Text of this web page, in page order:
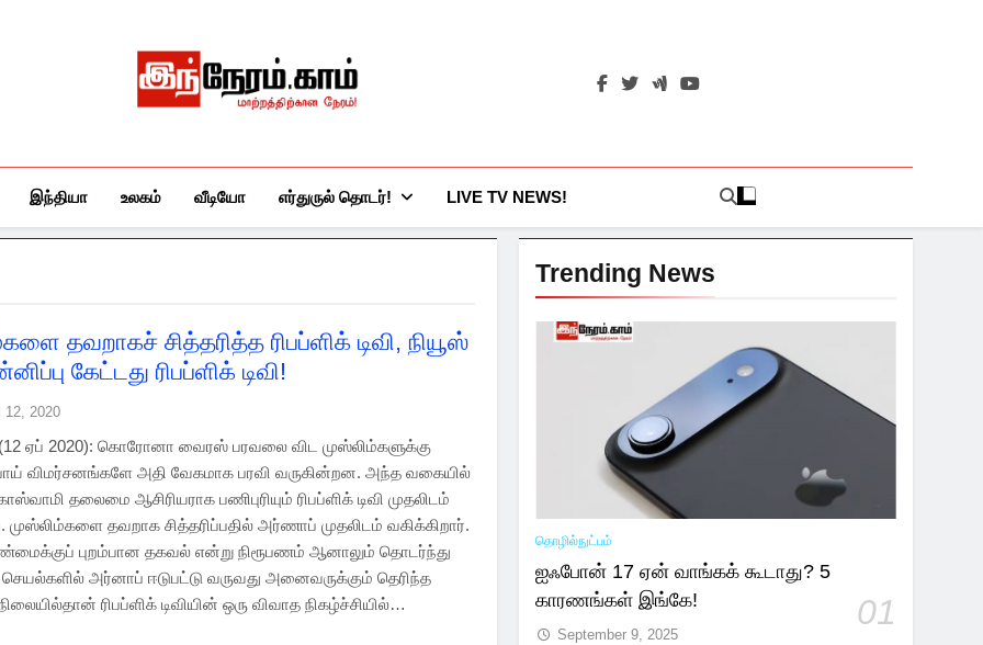
இந்நேரம்.காம்
இந்தியா உலகம் வீடியோ எர்துருல் தொடர்! LIVE TV NEWS!
தவறாகச் சித்தரித்த ரிபப்ளிக் டிவி, நியூஸ்
கேட்டது ரிபப்ளிக் டிவி!
12, 2020
(12 ஏப் 2020): கொரோனா வைரஸ் பரவலை விட முஸ்லிம்களுக்கு
விமர்சனங்களே அதி வேகமாக பரவி வருகின்றன. அந்த வகையில்
தலைமை ஆசிரியராக பணிபுரியும் ரிபப்ளிக் டிவி முதலிடம்
முஸ்லிம்களை தவறாக சித்தரிப்பதில் அர்ணாப் முதலிடம் வகிக்கிறார்.
புறம்பான தகவல் என்று நிரூபணம் ஆனாலும் தொடர்ந்து
அர்னாப் ஈடுபட்டு வருவது அனைவருக்கும் தெரிந்த
ரிபப்ளிக் டிவியின் ஒரு விவாத நிகழ்ச்சியில்…
Trending News
தொழில்நுட்பம்
ஐஃபோன் 17 ஏன் வாங்கக் கூடாது? 5
காரணங்கள் இங்கே!
01
September 9, 2025